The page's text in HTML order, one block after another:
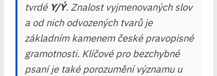
tvrdé Y/Ý. Znalost vyjmenovaných slov
a od nich odvozených tvarů je
základním kamenem české pravopisné
gramotnosti. Klíčové pro bezchybné
psaní je také porozumění významu u